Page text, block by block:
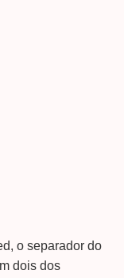
o separador do
dois dos